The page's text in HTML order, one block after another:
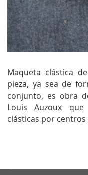
q
u
e
d
Maqueta clástica
pieza, ya sea de
conjunto, es obra
Louis Auzoux
clásticas por